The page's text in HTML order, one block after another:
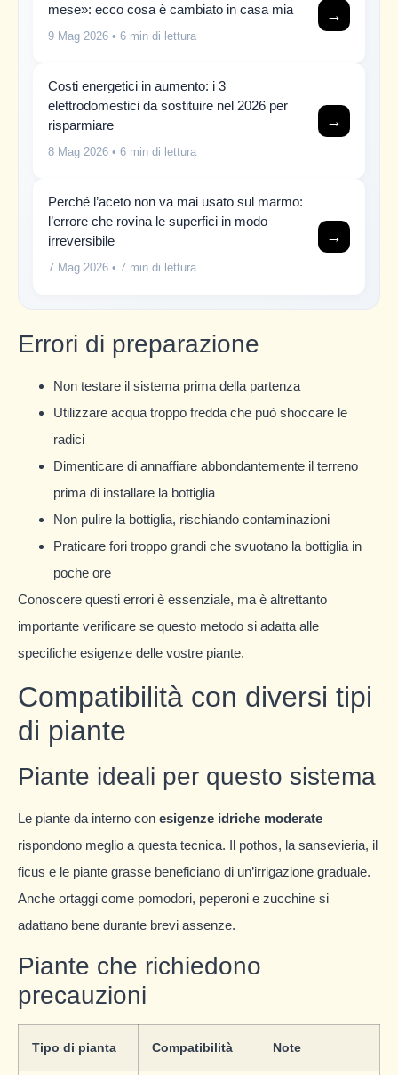
mese»: ecco cosa è cambiato in casa mia
9 Mag 2026 • 6 min di lettura
→
Costi energetici in aumento: i 3
elettrodomestici da sostituire nel 2026 per
risparmiare
8 Mag 2026 • 6 min di lettura
→
Perché l’aceto non va mai usato sul marmo:
l’errore che rovina le superfici in modo
irreversibile
7 Mag 2026 • 7 min di lettura
→
Errori di preparazione
Non testare il sistema prima della partenza
Utilizzare acqua troppo fredda che può shoccare le
radici
Dimenticare di annaffiare abbondantemente il terreno
prima di installare la bottiglia
Non pulire la bottiglia, rischiando contaminazioni
Praticare fori troppo grandi che svuotano la bottiglia in
poche ore
Conoscere questi errori è essenziale, ma è altrettanto
importante verificare se questo metodo si adatta alle
specifiche esigenze delle vostre piante.
Compatibilità con diversi tipi
di piante
Piante ideali per questo sistema
Le piante da interno con esigenze idriche moderate
rispondono meglio a questa tecnica. Il pothos, la sansevieria, il
ficus e le piante grasse beneficiano di un’irrigazione graduale.
Anche ortaggi come pomodori, peperoni e zucchine si
adattano bene durante brevi assenze.
Piante che richiedono
precauzioni
Tipo di pianta Compatibilità Note